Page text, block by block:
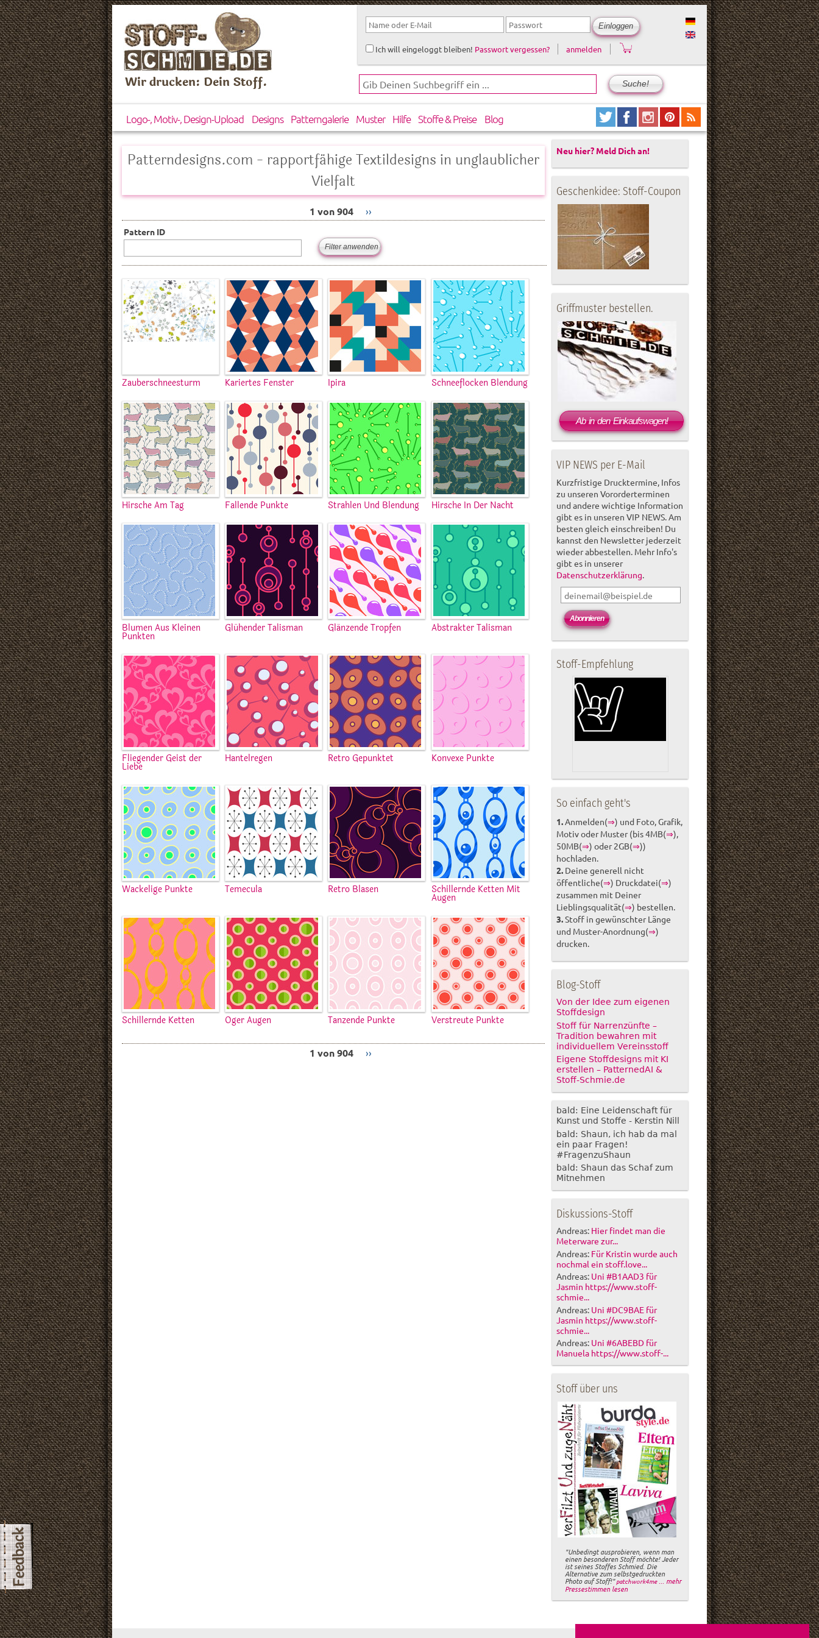
Wir drucken: Dein Stoff.
Ich will eingeloggt bleiben! Passwort vergessen? anmelden
Logo-, Motiv-, Design-Upload Designs Patterngalerie Muster Hilfe Stoffe & Preise Blog
Patterndesigns.com - rapportfähige Textildesigns in unglaublicher
Vielfalt
1 von 904 ››
Pattern ID
Zauberschneesturm Kariertes Fenster Ipira Schneeflocken Blendung
Hirsche Am Tag Fallende Punkte Strahlen Und Blendung Hirsche In Der Nacht
Blumen Aus Kleinen
Punkten
Glühender Talisman Glänzende Tropfen Abstrakter Talisman
Fliegender Geist der
Liebe
Hantelregen Retro Gepunktet Konvexe Punkte
Wackelige Punkte Temecula Retro Blasen Schillernde Ketten Mit
Augen
Schillernde Ketten Oger Augen Tanzende Punkte Verstreute Punkte
1 von 904 ››
Neu hier? Meld Dich an!
Geschenkidee: Stoff-Coupon
Griffmuster bestellen.
Ab in den Einkaufswagen!
VIP NEWS per E-Mail
Kurzfristige Drucktermine, Infos
zu unseren Vororderterminen
und andere wichtige Information
gibt es in unseren VIP NEWS. Am
besten gleich einschreiben! Du
kannst den Newsletter jederzeit
wieder abbestellen. Mehr Info's
gibt es in unserer
Datenschutzerklärung.
Stoff-Empfehlung
So einfach geht's
1.Anmelden(⇒) und Foto, Grafik,
Motiv oder Muster (bis 4MB(⇒),
50MB(⇒) oder 2GB(⇒))
hochladen.
2. Deine generell nicht
öffentliche(⇒) Druckdatei(⇒)
zusammen mit Deiner
Lieblingsqualität(⇒) bestellen.
3.Stoff in gewünschter Länge
und Muster-Anordnung(⇒)
drucken.
Blog-Stoff
Von der Idee zum eigenen
Stoffdesign
Stoff für Narrenzünfte –
Tradition bewahren mit
individuellem Vereinsstoff
Eigene Stoffdesigns mit KI
erstellen – PatternedAI &
Stoff-Schmie.de
bald: Eine Leidenschaft für
Kunst und Stoffe - Kerstin Nill
bald: Shaun, ich hab da mal
ein paar Fragen!
#FragenzuShaun
bald: Shaun das Schaf zum
Mitnehmen
Diskussions-Stoff
Andreas: Hier findet man die
Meterware zur...
Andreas: Für Kristin wurde auch
nochmal ein stoff.love...
Andreas: Uni #B1AAD3 für
Jasmin https://www.stoff-
schmie...
Andreas: Uni #DC9BAE für
Jasmin https://www.stoff-
schmie...
Andreas: Uni #6ABEBD für
Manuela https://www.stoff-...
Stoff über uns
"Unbedingt ausprobieren, wenn man
einen besonderen Stoff möchte! Jeder
ist seines Stoffes Schmied. Die
Alternative zum selbstgedruckten
Photo auf Stoff!"patchwork4me ... mehr
Pressestimmen lesen